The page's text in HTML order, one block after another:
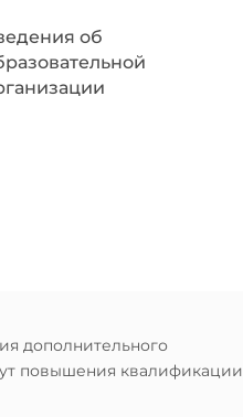
об
дополнительного
повышения квалификации